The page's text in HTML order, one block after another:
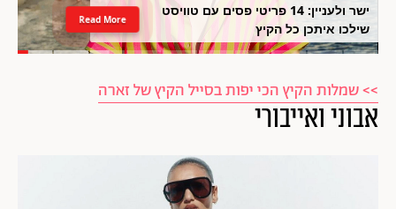
ישר ולעניין: 14 פריטי פסים עם טוויסט
שילכו איתכן כל הקיץ
Read More
>> שמלות הקיץ הכי יפות בסייל הקיץ של זארה
אבוני ואייבורי